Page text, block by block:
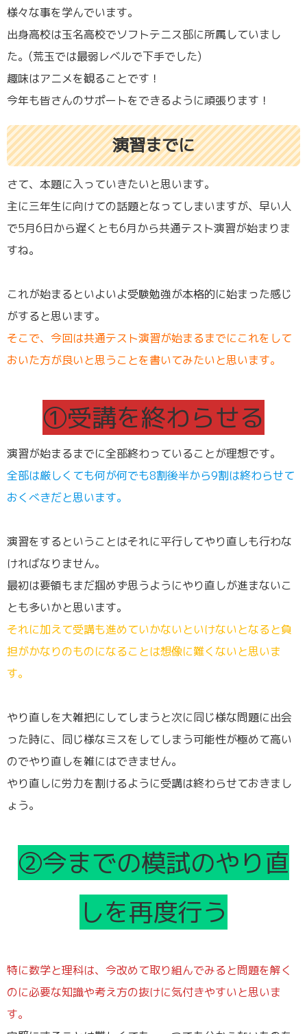
様々な事を学んでいます。
出身高校は玉名高校でソフトテニス部に所属していまし
た。(荒玉では最弱レベルで下手でした)
趣味はアニメを観ることです！
今年も皆さんのサポートをできるように頑張ります！
演習までに
さて、本題に入っていきたいと思います。
主に三年生に向けての話題となってしまいますが、早い人
で5月6日から遅くとも6月から共通テスト演習が始まりま
すね。
これが始まるといよいよ受験勉強が本格的に始まった感じ
がすると思います。
そこで、今回は共通テスト演習が始まるまでにこれをして
おいた方が良いと思うことを書いてみたいと思います。
①受講を終わらせる
演習が始まるまでに全部終わっていることが理想です。
全部は厳しくても何が何でも8割後半から9割は終わらせて
おくべきだと思います。
演習をするということはそれに平行してやり直しも行わな
ければなりません。
最初は要領もまだ掴めず思うようにやり直しが進まないこ
とも多いかと思います。
それに加えて受講も進めていかないといけないとなると負
担がかなりのものになることは想像に難くないと思いま
す。
やり直しを大雑把にしてしまうと次に同じ様な問題に出会
った時に、同じ様なミスをしてしまう可能性が極めて高い
のでやり直しを雑にはできません。
やり直しに労力を割けるように受講は終わらせておきまし
ょう。
②今までの模試のやり直
しを再度行う
特に数学と理科は、今改めて取り組んでみると問題を解く
のに必要な知識や考え方の抜けに気付きやすいと思いま
す。